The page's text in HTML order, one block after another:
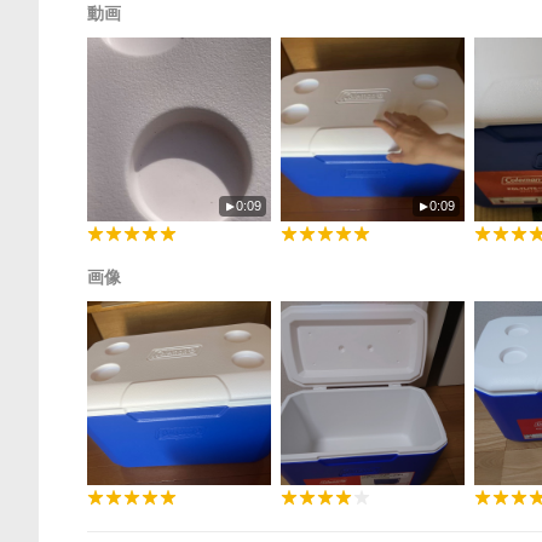
動画
0:09 0:09
画像